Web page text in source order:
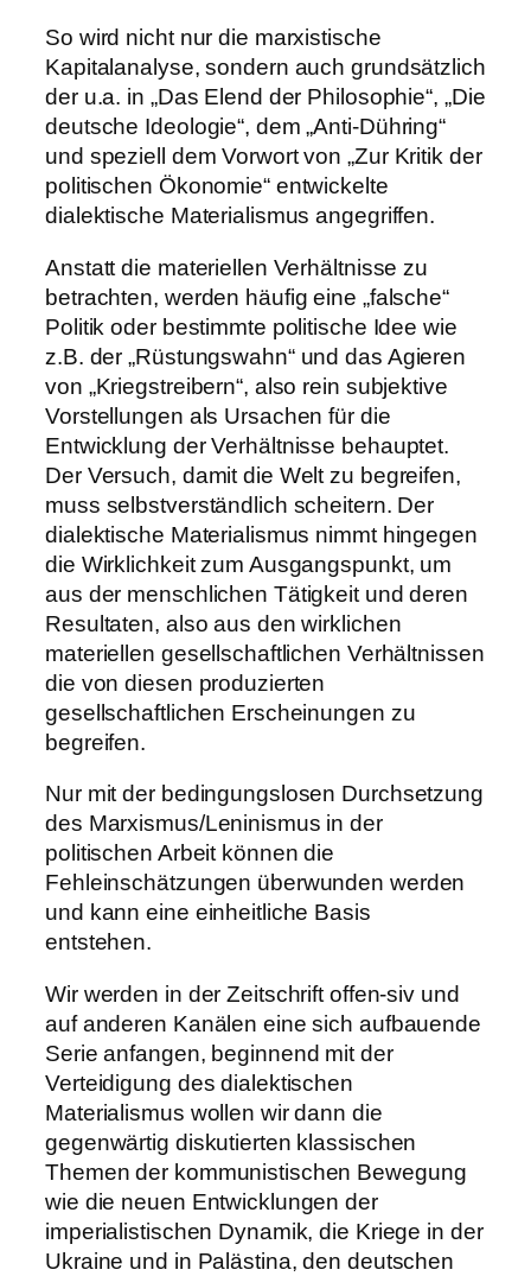
So wird nicht nur die marxistische
Kapitalanalyse, sondern auch grundsätzlich
der u.a. in „Das Elend der Philosophie“, „Die
deutsche Ideologie“, dem „Anti-Dühring“
und speziell dem Vorwort von „Zur Kritik der
politischen Ökonomie“ entwickelte
dialektische Materialismus angegriffen.
Anstatt die materiellen Verhältnisse zu
betrachten, werden häufig eine „falsche“
Politik oder bestimmte politische Idee wie
z.B. der „Rüstungswahn“ und das Agieren
von „Kriegstreibern“, also rein subjektive
Vorstellungen als Ursachen für die
Entwicklung der Verhältnisse behauptet.
Der Versuch, damit die Welt zu begreifen,
muss selbstverständlich scheitern. Der
dialektische Materialismus nimmt hingegen
die Wirklichkeit zum Ausgangspunkt, um
aus der menschlichen Tätigkeit und deren
Resultaten, also aus den wirklichen
materiellen gesellschaftlichen Verhältnissen
die von diesen produzierten
gesellschaftlichen Erscheinungen zu
begreifen.
Nur mit der bedingungslosen Durchsetzung
des Marxismus/Leninismus in der
politischen Arbeit können die
Fehleinschätzungen überwunden werden
und kann eine einheitliche Basis
entstehen.
Wir werden in der Zeitschrift offen-siv und
auf anderen Kanälen eine sich aufbauende
Serie anfangen, beginnend mit der
Verteidigung des dialektischen
Materialismus wollen wir dann die
gegenwärtig diskutierten klassischen
Themen der kommunistischen Bewegung
wie die neuen Entwicklungen der
imperialistischen Dynamik, die Kriege in der
Ukraine und in Palästina, den deutschen